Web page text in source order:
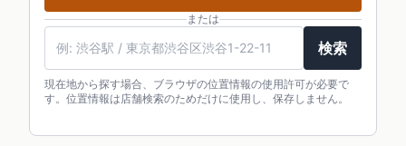
または
検索
現在地から探す場合、ブラウザの位置情報の使用許可が必要で
す。位置情報は店舗検索のためだけに使用し、保存しません。